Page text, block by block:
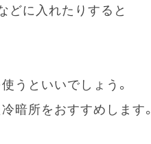
どに入れたりすると
うといいでしょう。
暗所をおすすめします。